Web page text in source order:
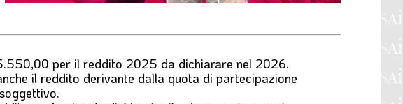
per il reddito 2025 da dichiarare nel 2026.
il reddito derivante dalla quota di partecipazione